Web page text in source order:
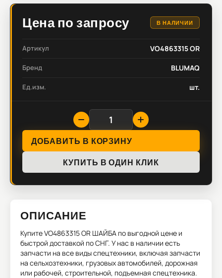
Цена по запросу В НАЛИЧИИ
Артикул VO4863315 OR
Бренд BLUMAQ
Ед.изм. шт.
ДОБАВИТЬ В КОРЗИНУ
КУПИТЬ В ОДИН КЛИК
ОПИСАНИЕ
КупитеVO4863315 OR ШАЙБА по выгодной цене и
быстрой доставкой по СНГ. У нас в наличии есть
запчасти на все виды спецтехники, включая запчасти
на сельхозтехники, грузовых автомобилей, дорожная
или рабочей, строительной, подъемная спецтехника.